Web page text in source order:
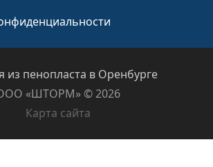
из пенопласта в Оренбурге
«ШТОРМ» ©️ 2026
Карта сайта